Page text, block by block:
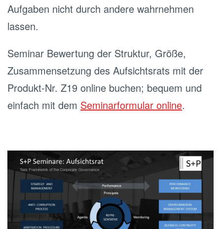
Aufgaben nicht durch andere wahrnehmen
lassen.
Seminar Bewertung der Struktur, Größe,
Zusammensetzung des Aufsichtsrats mit der
Produkt-Nr. Z19 online buchen; bequem und
einfach mit dem Seminarformular online.